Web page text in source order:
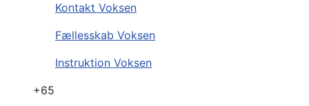
Kontakt Voksen
Fællesskab Voksen
Instruktion Voksen
+65